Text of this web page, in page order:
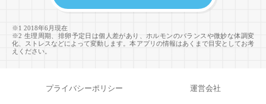
※1 2018年6月現在
※2 生理周期、排卵予定日は個人差があり、ホルモンのバランスや微妙な体調変
化、ストレスなどによって変動します。本アプリの情報はあくまで目安としてお考
えください。
プライバシーポリシー 運営会社